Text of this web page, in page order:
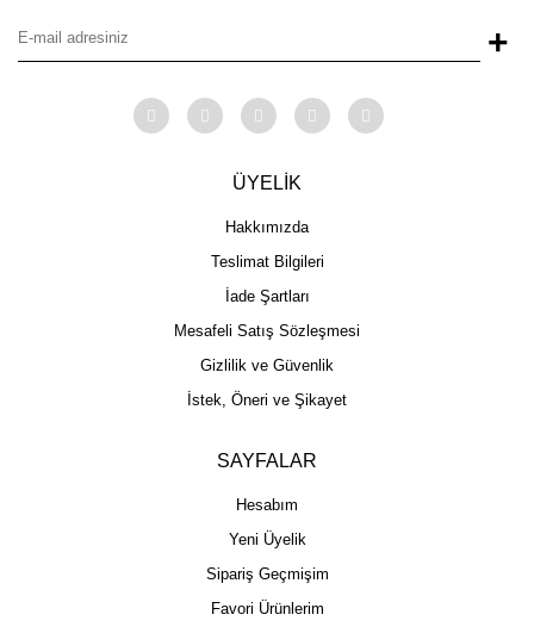
+
ÜYELİK
Hakkımızda
Teslimat Bilgileri
İade Şartları
Mesafeli Satış Sözleşmesi
Gizlilik ve Güvenlik
İstek, Öneri ve Şikayet
SAYFALAR
Hesabım
Yeni Üyelik
Sipariş Geçmişim
Favori Ürünlerim